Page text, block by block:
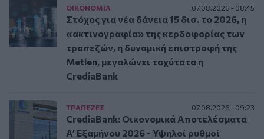
ΟΙΚΟΝΟΜΙΑ 07.08.2026 - 08:45
Στόχος για νέα δάνεια 15 δισ. το 2026, η
«ακτινογραφία» της κερδοφορίας των
τραπεζών, η δυναμική επιστροφή της
Metlen, μεγαλώνει ταχύτατα η
CrediaBank
ΤΡAΠΕΖΕΣ 07.08.2026 - 09:23
CrediaBank: Οικονομικά Αποτελέσματα
A’ Εξαμήνου 2026 - Υψηλοί ρυθμοί